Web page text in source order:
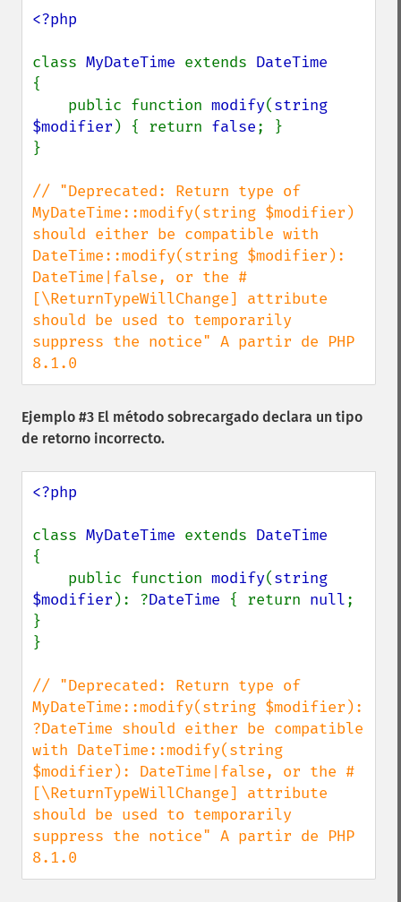
<?php
class MyDateTime extends
{
    public function
modify(string
$modifier ) { return false; }
}
// "Deprecated: Return type of
MyDateTime::modify(string $modifier)
should either be compatible with
DateTime::modify(string $modifier):
DateTime|false, or the #
[\ReturnTypeWillChange] attribute
should be used to temporarily
suppress the notice" A partir de PHP
8.1.0
Ejemplo #3 El método sobrecargado declara un tipo
de retorno incorrecto.
<?php
class MyDateTime extends
{
    public function
modify(string
$modifier ): ?DateTime { return null;
}
}
// "Deprecated: Return type of
MyDateTime::modify(string $modifier):
?DateTime should either be compatible
with DateTime::modify(string
$modifier): DateTime|false, or the #
[\ReturnTypeWillChange] attribute
should be used to temporarily
suppress the notice" A partir de PHP
8.1.0